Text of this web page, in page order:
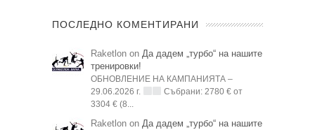
ПОСЛЕДНО КОМЕНТИРАНИ
Raketlon on Да дадем „турбо“ на нашите
тренировки!
ОБНОВЛЕНИЕ НА КАМПАНИЯТА –
29.06.2026 г.
Събрани: 2780 € от
3304 € (8...
Raketlon on Да дадем „турбо“ на нашите